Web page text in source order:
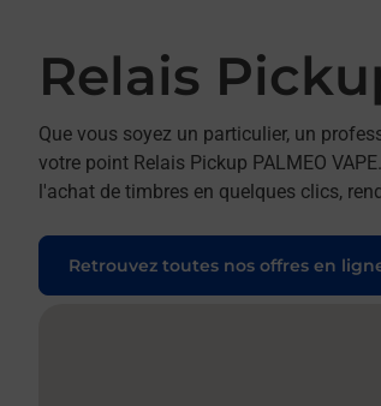
Relais
Que vous soyez un particulier, un
votre point Relais Pickup PALMEO
l'achat de timbres en quelques clics,
Retrouvez toutes nos offres en